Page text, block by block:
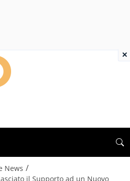
News /
il Supporto ad un Nuovo
×